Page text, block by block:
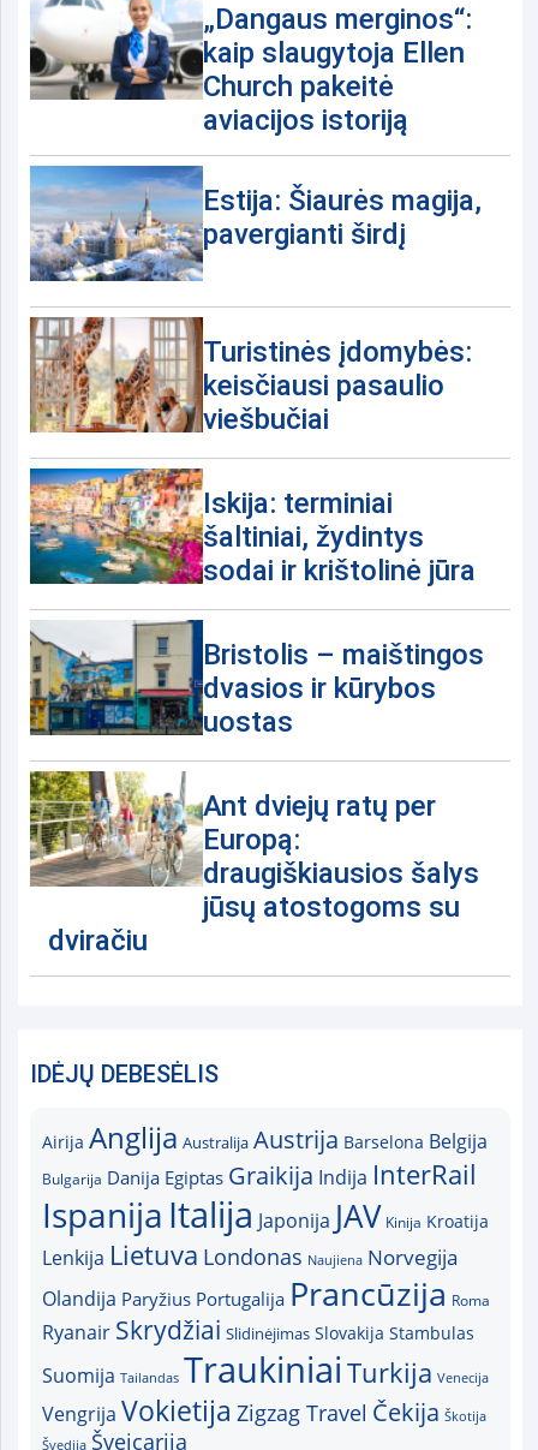
„Dangaus merginos“:
kaip slaugytoja Ellen
Church pakeitė
aviacijos istoriją
Estija: Šiaurės magija,
pavergianti širdį
Turistinės įdomybės:
keisčiausi pasaulio
viešbučiai
Iskija: terminiai
šaltiniai, žydintys
sodai ir krištolinė jūra
Bristolis – maištingos
dvasios ir kūrybos
uostas
Ant dviejų ratų per
Europą:
draugiškiausios šalys
jūsų atostogoms su
dviračiu
IDĖJŲ DEBESĖLIS
Airija Anglija Australija Austrija Barselona Belgija
Bulgarija Danija Egiptas Graikija Indija InterRail
Ispanija Italija Japonija JAV Kinija Kroatija
Lenkija Lietuva Londonas Naujiena Norvegija
Olandija Paryžius Portugalija Prancūzija Roma
Ryanair Skrydžiai Slidinėjimas Slovakija Stambulas
Suomija Tailandas TraukiniaiTurkija Venecija
Vengrija Vokietija Zigzag Travel Čekija Škotija
Švedija Šveicarija